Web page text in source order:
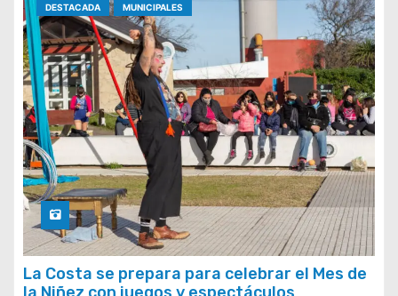
DESTACADA MUNICIPALES
La Costa se prepara para celebrar el Mes de